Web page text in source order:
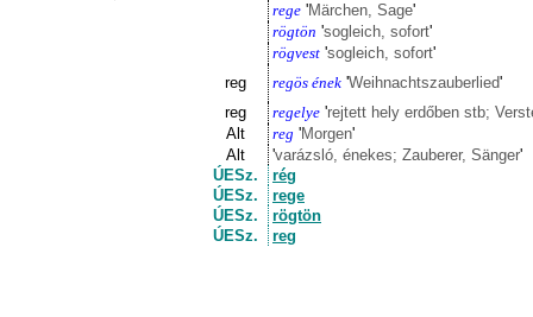
rege 'Märchen, Sage'
rögtön 'sogleich, sofort'
rögvest 'sogleich, sofort'
reg
regös ének 'Weihnachtszauberlied'
reg
regelye 'rejtett hely erdőben stb;
Alt
reg 'Morgen'
Alt
'varázsló, énekes; Zauberer, Sänger'
ÚESz.
rég
ÚESz.
rege
ÚESz.
rögtön
ÚESz.
reg